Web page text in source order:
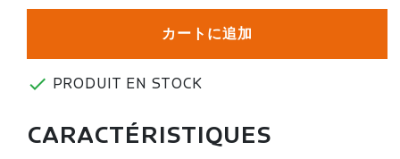
カートに追加
 PRODUIT EN STOCK
CARACTÉRISTIQUES